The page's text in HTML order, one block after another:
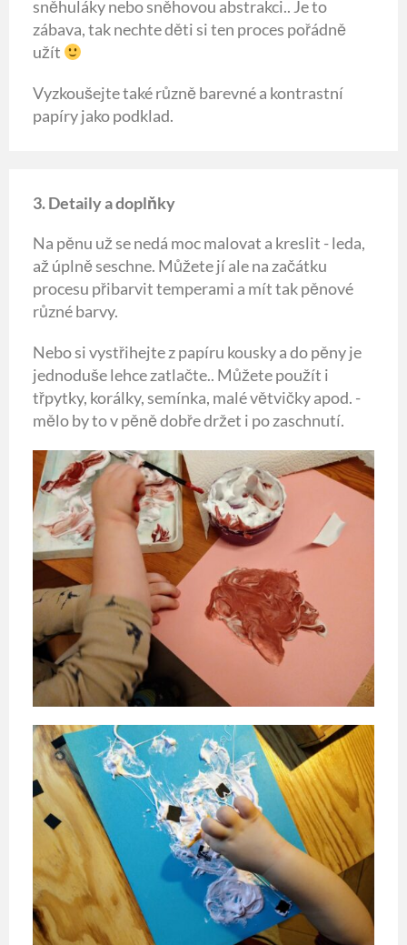
sněhuláky nebo sněhovou abstrakci.. Je to
zábava, tak nechte děti si ten proces pořádně
užít
Vyzkoušejte také různě barevné a kontrastní
papíry jako podklad.
3. Detaily a doplňky
Na pěnu už se nedá moc malovat a kreslit - leda,
až úplně seschne. Můžete jí ale na začátku
procesu přibarvit temperami a mít tak pěnové
různé barvy.
Nebo si vystřihejte z papíru kousky a do pěny je
jednoduše lehce zatlačte.. Můžete použít i
třpytky, korálky, semínka, malé větvičky apod. -
mělo by to v pěně dobře držet i po zaschnutí.